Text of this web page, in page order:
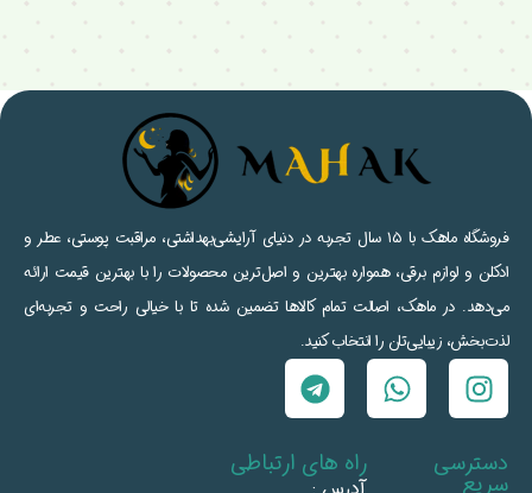
فروشگاه ماهک با ۱۵ سال تجربه در دنیای آرایشی‌بهداشتی، مراقبت پوستی، عطر و
ادکلن و لوازم برقی، همواره بهترین و اصل‌ترین محصولات را با بهترین قیمت ارائه
می‌دهد. در ماهک، اصالت تمام کالاها تضمین شده تا با خیالی راحت و تجربه‌ای
لذت‌بخش، زیبایی‌تان را انتخاب کنید.
دسترسی
سریع
راه های ارتباطی